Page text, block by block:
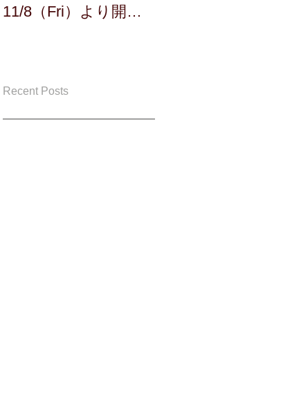
11/8（Fri）より開
Recent Posts